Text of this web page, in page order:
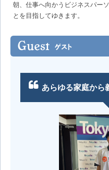
朝、仕事へ向かうビジネスパー
とを目指してゆきます。
あらゆる家庭から